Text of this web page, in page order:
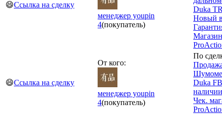
😄Ссылка на сделку
менеджер youpin
4(покупатель)
Duka
Новый
Магазин
😄Ссылка на сделку
От кого:
менеджер youpin
4(покупатель)
По
Duka
Чек.